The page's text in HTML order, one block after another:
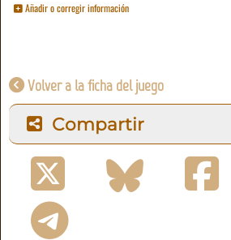
Añadir o corregir información
Volver a la ficha del juego
Compartir